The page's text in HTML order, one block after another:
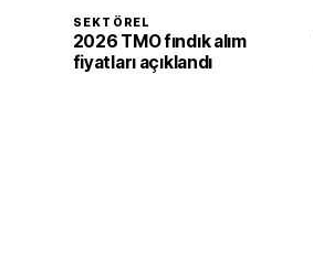
SEKTÖREL
2026 TMO fındık alım
fiyatları açıklandı